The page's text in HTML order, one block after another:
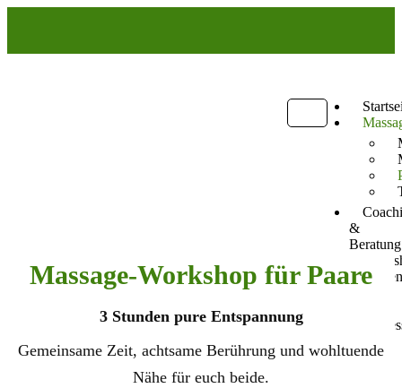
&
Beratung
Kosten
Massage-Workshop für Paare
3 Stunden pure Entspannung
Gemeinsame Zeit, achtsame Berührung und wohltuende
Nähe für euch beide.